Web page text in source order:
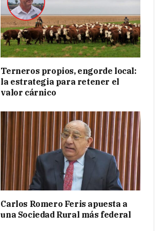
Terneros propios, engorde local:
la estrategia para retener el
valor cárnico
Carlos Romero Feris apuesta a
una Sociedad Rural más federal